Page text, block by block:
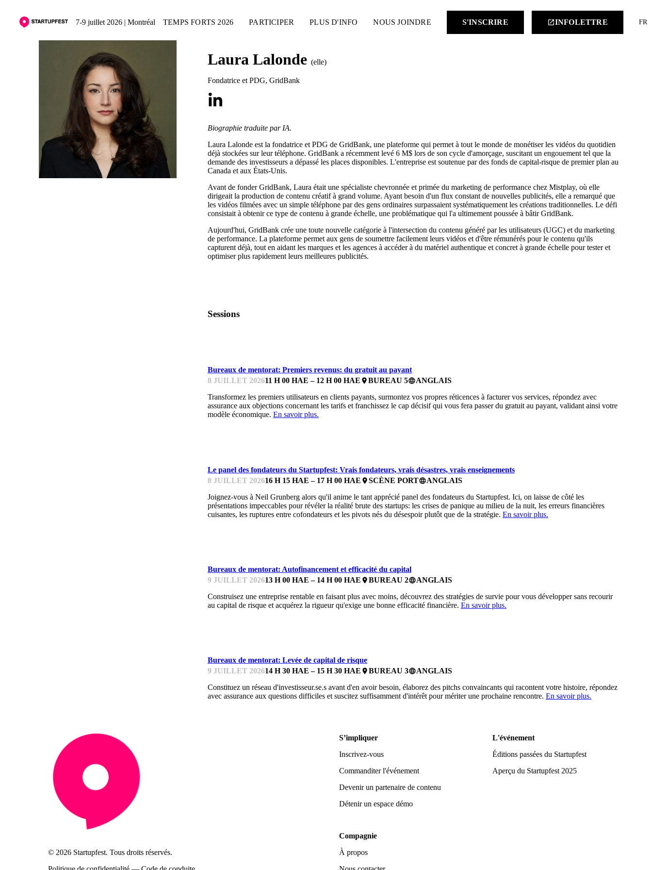
7-9 juillet 2026 | Montréal TEMPS FORTS 2026 PARTICIPER PLUS D'INFO NOUS JOINDRE S'INSCRIRE launchINFOLETTRE FR
Laura Lalonde (elle)
Fondatrice et PDG, GridBank
Biographie traduite par IA.
Laura Lalonde est la fondatrice et PDG de GridBank, une plateforme qui permet à tout le monde de monétiser les vidéos du quotidien
déjà stockées sur leur téléphone. GridBank a récemment levé 6 M$ lors de son cycle d'amorçage, suscitant un engouement tel que la
demande des investisseurs a dépassé les places disponibles. L'entreprise est soutenue par des fonds de capital-risque de premier plan au
Canada et aux États-Unis.
Avant de fonder GridBank, Laura était une spécialiste chevronnée et primée du marketing de performance chez Mistplay, où elle
dirigeait la production de contenu créatif à grand volume. Ayant besoin d'un flux constant de nouvelles publicités, elle a remarqué que
les vidéos filmées avec un simple téléphone par des gens ordinaires surpassaient systématiquement les créations traditionnelles. Le défi
consistait à obtenir ce type de contenu à grande échelle, une problématique qui l'a ultimement poussée à bâtir GridBank.
Aujourd'hui, GridBank crée une toute nouvelle catégorie à l'intersection du contenu généré par les utilisateurs (UGC) et du marketing
de performance. La plateforme permet aux gens de soumettre facilement leurs vidéos et d'être rémunérés pour le contenu qu'ils
capturent déjà, tout en aidant les marques et les agences à accéder à du matériel authentique et concret à grande échelle pour tester et
optimiser plus rapidement leurs meilleures publicités.
Sessions
Bureaux de mentorat: Premiers revenus: du gratuit au payant
8 JUILLET 202611 H 00 HAE – 12 H 00 HAE placeBUREAU 5languageANGLAIS
Transformez les premiers utilisateurs en clients payants, surmontez vos propres réticences à facturer vos services, répondez avec
assurance aux objections concernant les tarifs et franchissez le cap décisif qui vous fera passer du gratuit au payant, validant ainsi votre
modèle économique. En savoir plus.
Le panel des fondateurs du Startupfest: Vrais fondateurs, vrais désastres, vrais enseignements
8 JUILLET 202616 H 15 HAE – 17 H 00 HAE placeSCÈNE PORTlanguageANGLAIS
Joignez-vous à Neil Grunberg alors qu'il anime le tant apprécié panel des fondateurs du Startupfest. Ici, on laisse de côté les
présentations impeccables pour révéler la réalité brute des startups: les crises de panique au milieu de la nuit, les erreurs financières
cuisantes, les ruptures entre cofondateurs et les pivots nés du désespoir plutôt que de la stratégie. En savoir plus.
Bureaux de mentorat: Autofinancement et efficacité du capital
9 JUILLET 202613 H 00 HAE – 14 H 00 HAE placeBUREAU 2languageANGLAIS
Construisez une entreprise rentable en faisant plus avec moins, découvrez des stratégies de survie pour vous développer sans recourir
au capital de risque et acquérez la rigueur qu'exige une bonne efficacité financière. En savoir plus.
Bureaux de mentorat: Levée de capital de risque
9 JUILLET 202614 H 30 HAE – 15 H 30 HAE placeBUREAU 3languageANGLAIS
Constituez un réseau d'investisseur.se.s avant d'en avoir besoin, élaborez des pitchs convaincants qui racontent votre histoire, répondez
avec assurance aux questions difficiles et suscitez suffisamment d'intérêt pour mériter une prochaine rencontre. En savoir plus.
© 2026 Startupfest. Tous droits réservés.
S’impliquer
Inscrivez-vous
Commanditer l'événement
Devenir un partenaire de contenu
Détenir un espace démo
L'événement
Éditions passées du Startupfest
Aperçu du Startupfest 2025
Compagnie
À propos